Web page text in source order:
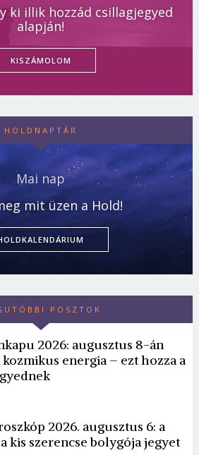
ki illik hozzád csillagjegyed
alapján!
KISZÁMOLOM
HOLDNAPTÁR
Mai nap
mit üzen a Hold!
POSZTOK
2026: augusztus 8-án
energia – ezt hozza a
2026. augusztus 6: a
kis szerencse bolygója jegyet